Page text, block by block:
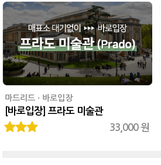
마드리드 · 바로입장
[바로입장] 프라도 미술관
33,000 원